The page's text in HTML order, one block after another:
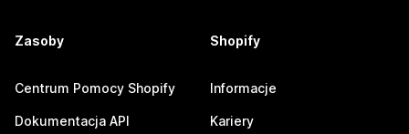
Zasoby
Centrum Pomocy Shopify
Dokumentacja API
Shopify
Informacje
Kariery